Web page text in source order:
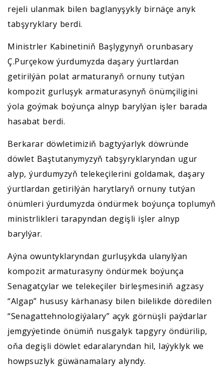
rejeli ulanmak bilen baglanyşykly birnäçe anyk
tabşyryklary berdi.
Ministrler Kabinetiniň Başlygynyň orunbasary
Ç.Purçekow ýurdumyzda daşary ýurtlardan
getirilýän polat armaturanyň ornuny tutýan
kompozit gurluşyk armaturasynyň önümçiligini
ýola goýmak boýunça alnyp barylýan işler barada
hasabat berdi.
Berkarar döwletimiziň bagtyýarlyk döwründe
döwlet Baştutanymyzyň tabşyryklaryndan ugur
alyp, ýurdumyzyň telekeçilerini goldamak, daşary
ýurtlardan getirilýän harytlaryň ornuny tutýan
önümleri ýurdumyzda öndürmek boýunça toplumyň
ministrlikleri tarapyndan degişli işler alnyp
barylýar.
Aýna owuntyklaryndan gurluşykda ulanylýan
kompozit armaturasyny öndürmek boýunça
Senagatçylar we telekeçiler birleşmesiniň agzasy
“Algap” hususy kärhanasy bilen bilelikde döredilen
“Senagattehnologiýalary” açyk görnüşli paýdarlar
jemgyýetinde önümiň nusgalyk tapgyry öndürilip,
oňa degişli döwlet edaralaryndan hil, laýyklyk we
howpsuzlyk güwänamalary alyndy.